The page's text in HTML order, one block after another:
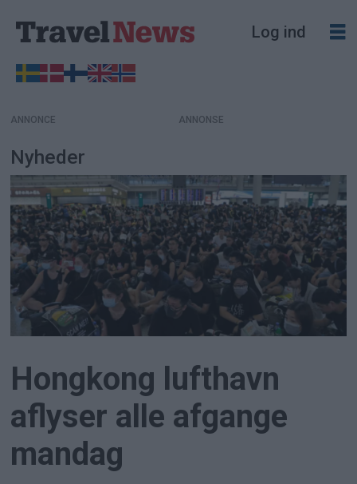
Log ind
ANNONCE
Nyheder
Hongkong lufthavn
aflyser alle afgange
mandag